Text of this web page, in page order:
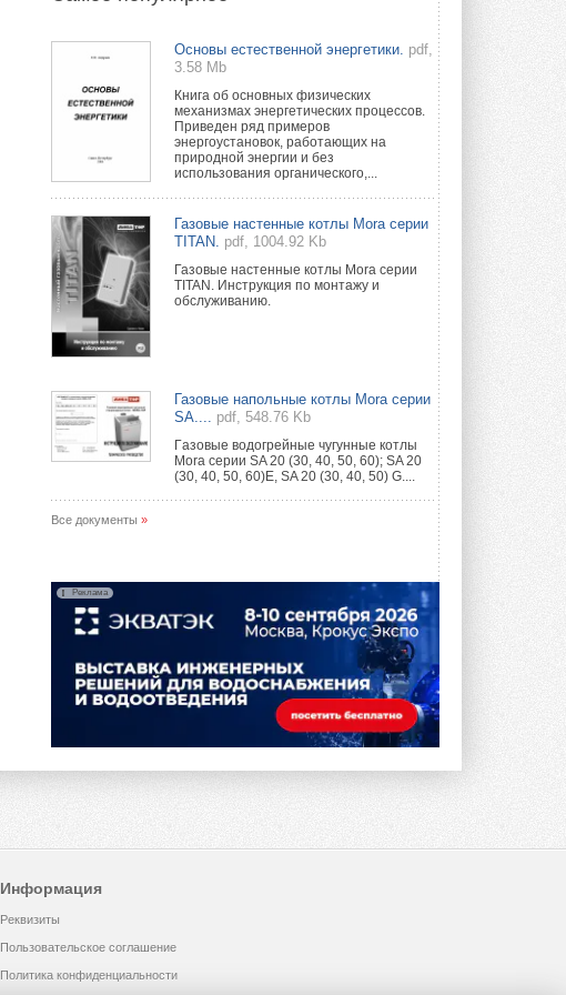
Midea открылся в Сургуте
Компания «Даичи» совместно с
партнером «Энердрим» открыла новый
фирменный магазин Midea в Сургуте ...
29 ИЮЛЯ 2026
Токио — лидер по
интенсивности использования
кондиционеров
Данные получены в ходе очередного
опроса Daikin о восприятии жары ...
28 ИЮЛЯ 2026
CDU производства LG прошёл
В Великобритании предлагают
сделать кондиционирование
обязательным для новостроек
Либеральные демократы внесли
предложение оснащать все новые ...
производство холодильной
техники и теплообменного
оборудования
Проект реализует компания «ВЕЗА» ...
Ридан объявил о старте продаж
автоматического
балансировочного клапана
Клапан APT‑R3 производится на заводе
Шумоглушители собственного
производства от компании
TURKOV
Aquatherm Almaty 2026:
ключевая платформа для
Основы естественной энергетики. pdf,
3.58 Mb
Книга об основных физических
механизмах энергетических процессов.
Приведен ряд примеров
энергоустановок, работающих на
природной энергии и без
использования органического,...
Газовые настенные котлы Mora серии
TITAN. pdf, 1004.92 Kb
Газовые настенные котлы Mora серии
TITAN. Инструкция по монтажу и
обслуживанию.
Газовые напольные котлы Mora серии
SA....
pdf, 548.76 Kb
Гaзовые водогрeйные чугунные котлы
Mora серии SA 20 (30, 40, 50, 60); SA 20
(30, 40, 50, 60)E, SA 20 (30, 40, 50) G....
Все документы »
Реклама
Информация
Реквизиты
Пользовательское соглашение
Политика конфиденциальности